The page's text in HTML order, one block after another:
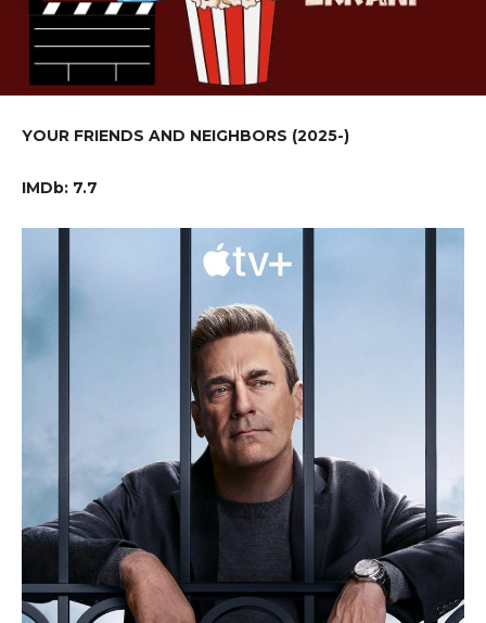
YOUR FRIENDS AND NEIGHBORS (2025-)
IMDb: 7.7